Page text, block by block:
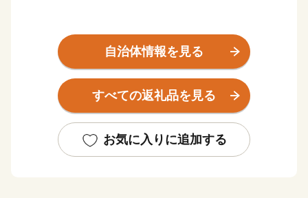
山を擁する出羽山脈が広がる緑豊かなまちです。
雄大な自然に育くまれ、古くから米どころ・酒どころと
しても知られています。
つり」は、俵型をした提灯を竿に吊して大きな稲穂に見
立て、竿を操って力と技を競う祭りです。通りを埋め尽
自治体情報を見る
すべての返礼品を見る
お気に入りに追加する